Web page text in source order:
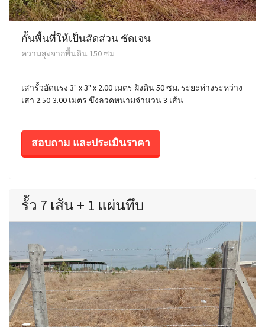
กั้นพื้นที่ให้เป็นสัดส่วน ชัดเจน
ความสูงจากพื้นดิน 150 ซม
เสารั้วอัดแรง 3" x 3" x 2.00 เมตร ฝังดิน 50 ซม. ระยะห่างระหว่าง
เสา 2.50-3.00 เมตร ขึงลวดหนามจำนวน 3 เส้น
สอบถาม และประเมินราคา
รั้ว 7 เส้น + 1 แผ่นทึบ